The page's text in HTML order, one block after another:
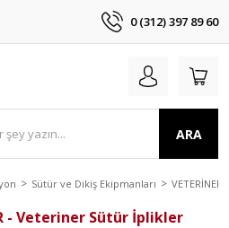
0 (312) 397 89 60
ARA
Sütür ve Dikiş Ekipmanları VETERİNER
- Veteriner Sütür İplikler